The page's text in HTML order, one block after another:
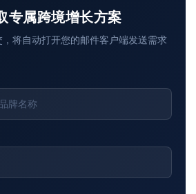
专属跨境增长方案
将自动打开您的邮件客户端发送需求